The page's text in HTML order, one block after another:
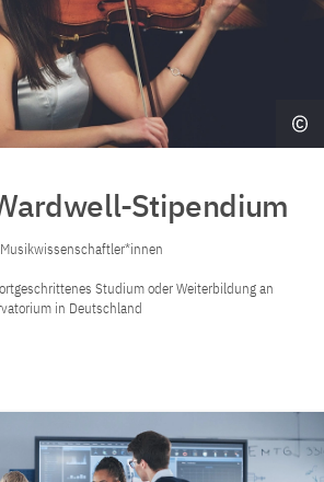
Stipendium
Studium oder Weiterbildung an
in Deutschland